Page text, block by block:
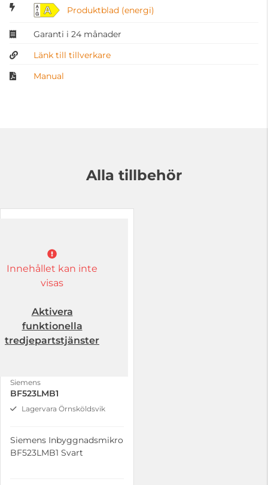
A Produktblad (energi)
Garanti i 24 månader
Länk till tillverkare
Manual
Alla tillbehör
Innehållet kan inte
visas
Aktivera
funktionella
tredjepartstjänster
Siemens
BF523LMB1
Lagervara Örnsköldsvik
Siemens Inbyggnadsmikro
BF523LMB1 Svart